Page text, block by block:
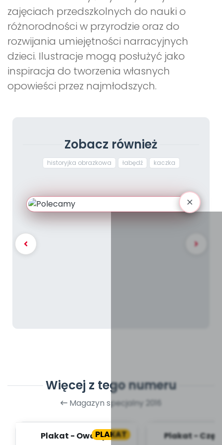
zajęciach przedszkolnych do nauki o
różnorodności w przyrodzie oraz do
rozwijania umiejętności narracyjnych
dzieci. Ilustracje mogą posłużyć jako
inspiracja do tworzenia własnych
opowieści przez najmłodszych.
Zobacz również
historyjka obrazkowa łabędź kaczka
Więcej z tego numeru
Magazyn specjalny 2016
PLAKAT
Plakat - Owady z
Plakat -